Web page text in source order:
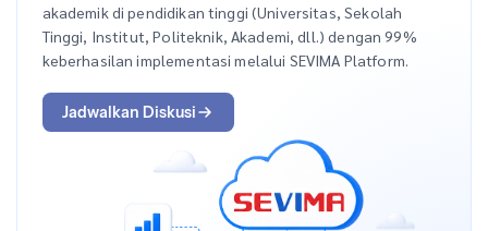
akademik di pendidikan tinggi (Universitas, Sekolah
Tinggi, Institut, Politeknik, Akademi, dll.) dengan 99%
keberhasilan implementasi melalui SEVIMA Platform.
Jadwalkan Diskusi